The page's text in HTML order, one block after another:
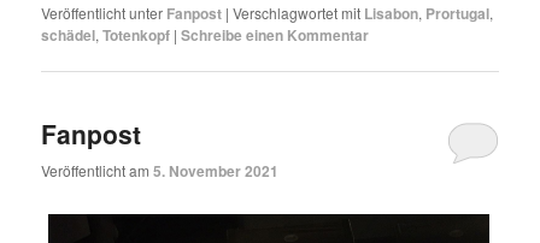
Veröffentlicht unter Fanpost |Verschlagwortet mit Lisabon, Prortugal,
schädel,Totenkopf |Schreibe einen Kommentar
Fanpost
Veröffentlicht am5. November 2021